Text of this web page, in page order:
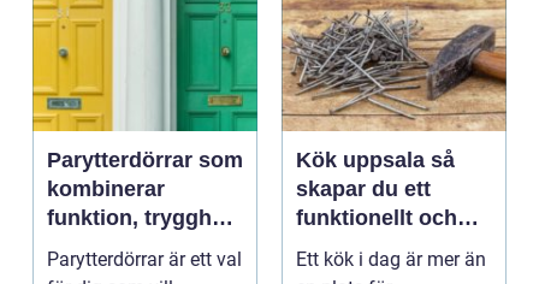
Parytterdörrar som
kombinerar
funktion, trygghet
och stil
Parytterdörrar är ett val
Kök uppsala så
skapar du ett
funktionellt och
personligt kök
Ett kök i dag är mer än